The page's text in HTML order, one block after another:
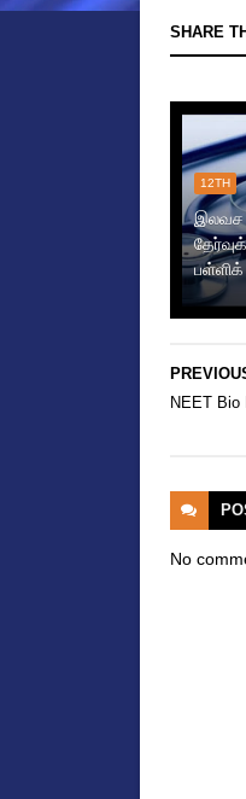
SHARE
12TH
இலவச
பள்ளிக்
NEET
No